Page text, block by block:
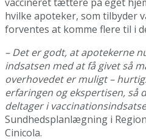
hvilke apoteker, som tilbyder
forventes at komme flere til i
– Det er godt, at apotekerne
indsatsen med at få givet så
overhovedet er muligt –
erfaringen og ekspertisen, så
deltager i
Sundhedsplanlægning i
Cinicola.